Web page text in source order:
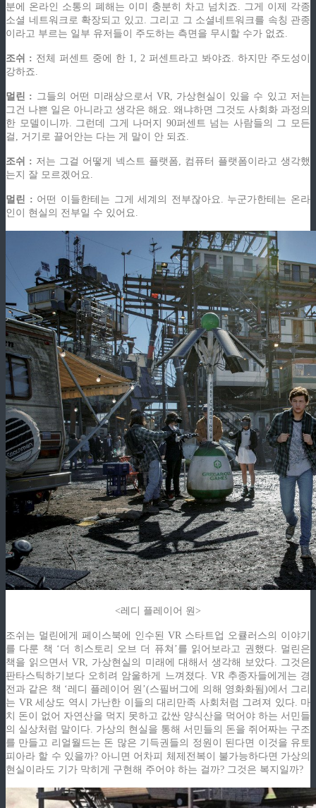
분에 온라인 소통의 폐해는 이미 충분히 차고 넘치죠. 그게 이제 각종
소셜 네트워크로 확장되고 있고. 그리고 그 소셜네트워크를 속칭 관종
이라고 부르는 일부 유저들이 주도하는 측면을 무시할 수가 없죠.
조쉬 : 전체 퍼센트 중에 한 1, 2 퍼센트라고 봐야죠. 하지만 주도성이
강하죠.
멀린 : 그들의 어떤 미래상으로서 VR, 가상현실이 있을 수 있고 저는
그건 나쁜 일은 아니라고 생각은 해요. 왜냐하면 그것도 사회화 과정의
한 모델이니까. 그런데 그게 나머지 90퍼센트 넘는 사람들의 그 모든
걸, 거기로 끌어안는 다는 게 말이 안 되죠.
조쉬 : 저는 그걸 어떻게 넥스트 플랫폼, 컴퓨터 플랫폼이라고 생각했
는지 잘 모르겠어요.
멀린 : 어떤 이들한테는 그게 세계의 전부잖아요. 누군가한테는 온라
인이 현실의 전부일 수 있어요.
<레디 플레이어 원>
조쉬는 멀린에게 페이스북에 인수된 VR 스타트업 오큘러스의 이야기
를 다룬 책 ‘더 히스토리 오브 더 퓨쳐’를 읽어보라고 권했다. 멀린은
책을 읽으면서 VR, 가상현실의 미래에 대해서 생각해 보았다. 그것은
판타스틱하기보다 오히려 암울하게 느껴졌다. VR 추종자들에게는 경
전과 같은 책 ‘레디 플레이어 원’(스필버그에 의해 영화화됨)에서 그리
는 VR 세상도 역시 가난한 이들의 대리만족 사회처럼 그려져 있다. 마
치 돈이 없어 자연산을 먹지 못하고 값싼 양식산을 먹어야 하는 서민들
의 실상처럼 말이다. 가상의 현실을 통해 서민들의 돈을 쥐어짜는 구조
를 만들고 리얼월드는 돈 많은 기득권들의 정원이 된다면 이것을 유토
피아라 할 수 있을까? 아니면 어차피 체제전복이 불가능하다면 가상의
현실이라도 기가 막히게 구현해 주어야 하는 걸까? 그것은 복지일까?